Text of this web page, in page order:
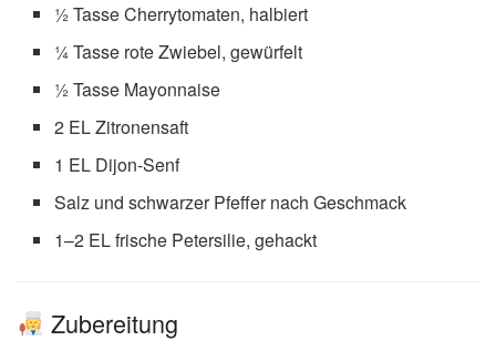
½ Tasse Cherrytomaten, halbiert
¼ Tasse rote Zwiebel, gewürfelt
½ Tasse Mayonnaise
2 EL Zitronensaft
1 EL Dijon-Senf
Salz und schwarzer Pfeffer nach Geschmack
1–2 EL frische Petersilie, gehackt
Zubereitung